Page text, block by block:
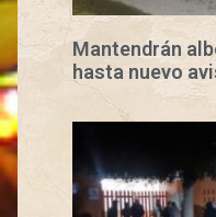
Mantendrán
hasta nuevo